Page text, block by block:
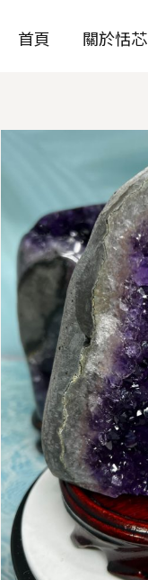
首頁 關於恬芯